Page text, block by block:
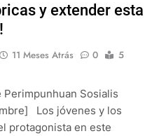
y extender esta
11 Meses Atrás 0
5
Sosialis
Los jóvenes y los
protagonista en este